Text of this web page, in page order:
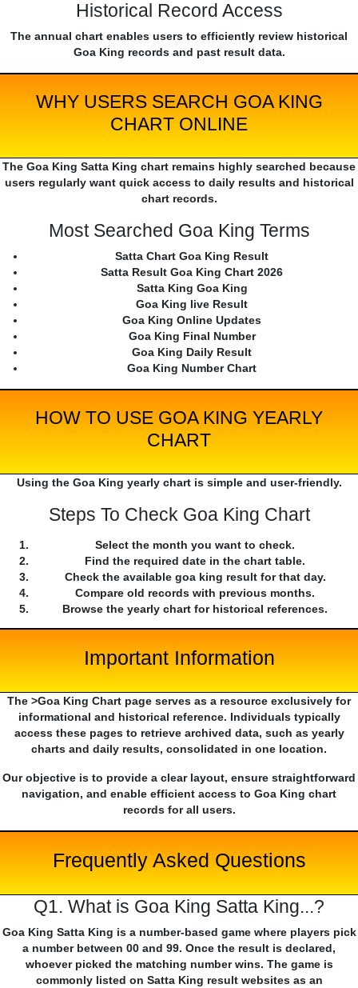
Historical Record Access
The annual chart enables users to efficiently review historical
Goa King records and past result data.
WHY USERS SEARCH GOA KING
CHART ONLINE
The Goa King Satta King chart remains highly searched because
users regularly want quick access to daily results and historical
chart records.
Most Searched Goa King Terms
Satta Chart Goa King Result
Satta Result Goa King Chart 2026
Satta King Goa King
Goa King live Result
Goa King Online Updates
Goa King Final Number
Goa King Daily Result
Goa King Number Chart
HOW TO USE GOA KING YEARLY
CHART
Using the Goa King yearly chart is simple and user-friendly.
Steps To Check Goa King Chart
Select the month you want to check.
Find the required date in the chart table.
Check the available goa king result for that day.
Compare old records with previous months.
Browse the yearly chart for historical references.
Important Information
The >Goa King Chart page serves as a resource exclusively for
informational and historical reference. Individuals typically
access these pages to retrieve archived data, such as yearly
charts and daily results, consolidated in one location.
Our objective is to provide a clear layout, ensure straightforward
navigation, and enable efficient access to Goa King chart
records for all users.
Frequently Asked Questions
Q1. What is Goa King Satta King...?
Goa King Satta King is a number-based game where players pick
a number between 00 and 99. Once the result is declared,
whoever picked the matching number wins. The game is
commonly listed on Satta King result websites as an